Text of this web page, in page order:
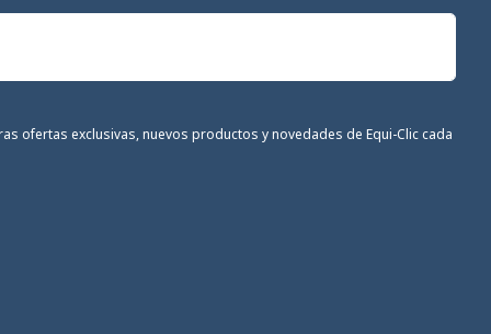
ofertas exclusivas, nuevos productos y novedades de Equi-Clic cada